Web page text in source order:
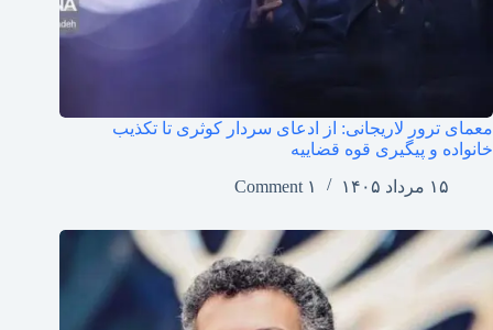
معمای ترور لاریجانی: از ادعای سردار کوثری تا تکذیب
خانواده و پیگیری قوه قضاییه
۱۵ مرداد ۱۴۰۵
۱ Comment